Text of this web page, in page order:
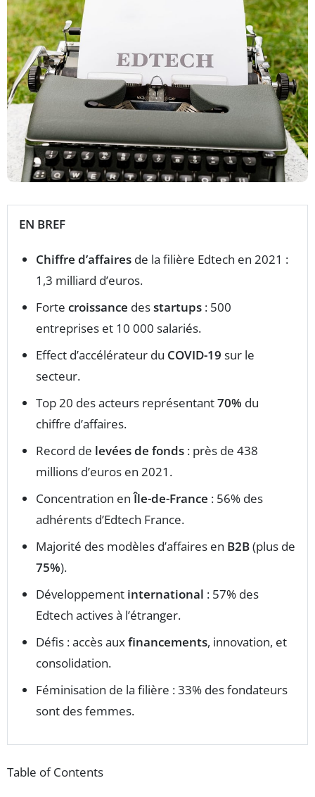
EN BREF
Chiffre d’affaires de la filière Edtech en 2021 :
1,3 milliard d’euros.
Forte croissance desstartups : 500
entreprises et 10 000 salariés.
Effect d’accélérateur du COVID-19 sur le
secteur.
Top 20 des acteurs représentant70% du
chiffre d’affaires.
Record de levées de fonds : près de 438
millions d’euros en 2021.
Concentration enÎle-de-France : 56% des
adhérents d’Edtech France.
Majorité des modèles d’affaires en B2B(plus de
75%).
Développement international : 57% des
Edtech actives à l’étranger.
Défis : accès auxfinancements, innovation, et
consolidation.
Féminisation de la filière : 33% des fondateurs
sont des femmes.
Table of Contents